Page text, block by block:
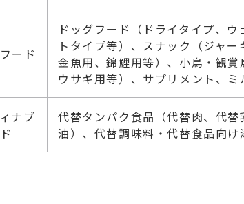
ード
ドッグフード（ドライタイプ、
トタイプ等）、スナック（ジャ
金魚用、錦鯉用等）、小鳥・観
ウサギ用等）、サプリメント、
ナブ
代替タンパク食品（代替肉、代
油）、代替調味料・代替食品向